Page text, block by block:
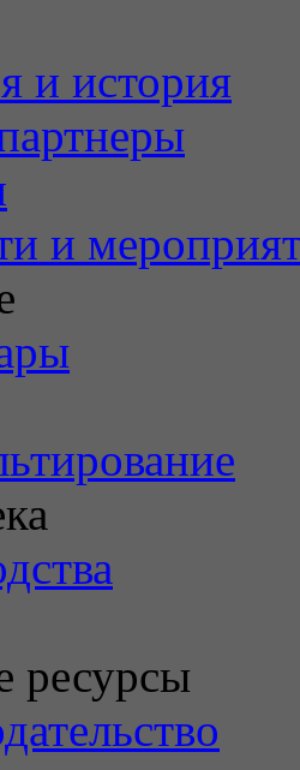
и история
и
ресурсы